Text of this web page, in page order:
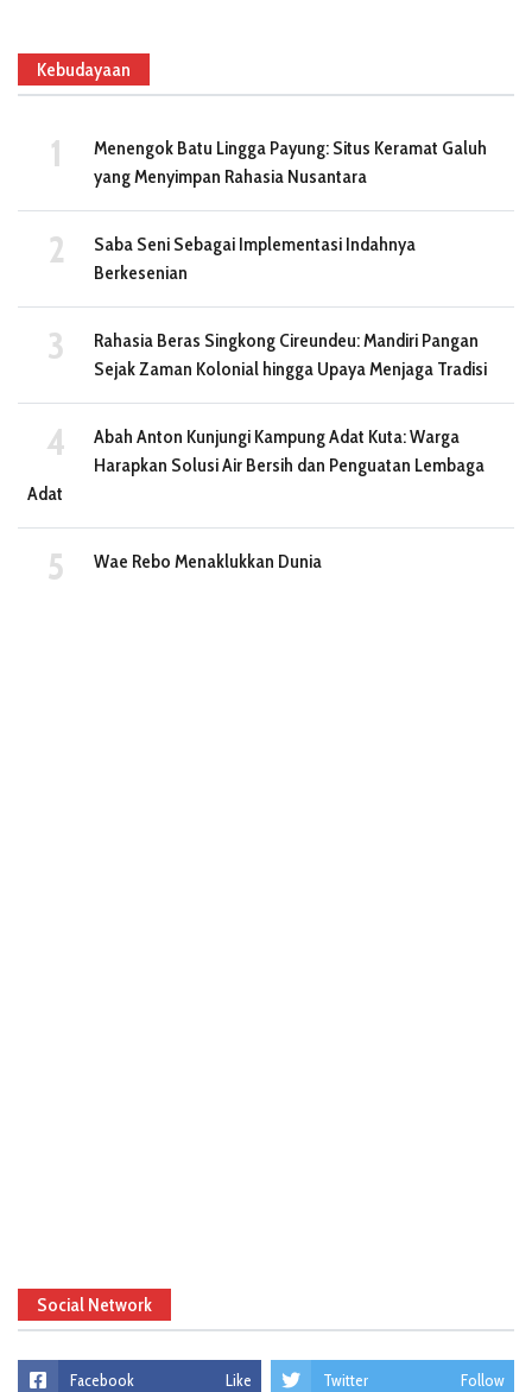
Kebudayaan
Menengok Batu Lingga Payung: Situs Keramat Galuh
yang Menyimpan Rahasia Nusantara
Saba Seni Sebagai Implementasi Indahnya
Berkesenian
Rahasia Beras Singkong Cireundeu: Mandiri Pangan
Sejak Zaman Kolonial hingga Upaya Menjaga Tradisi
Abah Anton Kunjungi Kampung Adat Kuta: Warga
Harapkan Solusi Air Bersih dan Penguatan Lembaga
Adat
Wae Rebo Menaklukkan Dunia
Social Network
Facebook Like Twitter Follow